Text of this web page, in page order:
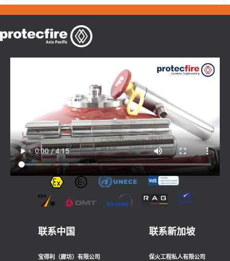
联系中国
宝得利（廊坊）有限公司
联系新加坡
保火工程私人有限公司